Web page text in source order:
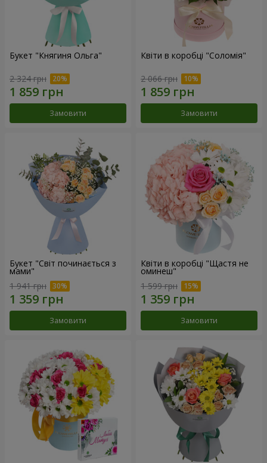
Букет "Княгиня Ольга"
2 324 грн
Замовити
Квіти в коробці "Соломія"
2 066 грн
Замовити
Букет "Світ починається з
мами"
1 941 грн
Замовити
Квіти в коробці "Щастя не
оминеш"
1 599 грн
Замовити